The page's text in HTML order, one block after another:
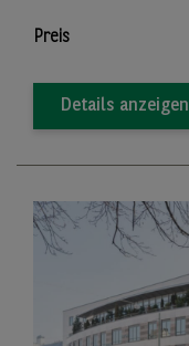
Preis
Details anzeigen